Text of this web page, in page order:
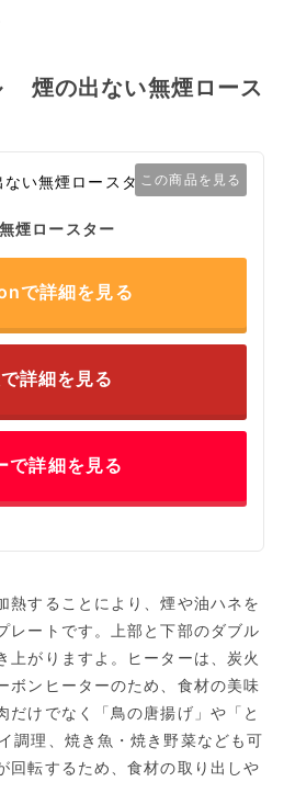
煙の出ない無煙ロース
この商品を見る
煙ロースター
で詳細を見る
詳細を見る
で詳細を見る
熱することにより、煙や油ハネを
レートです。上部と下部のダブル
上がりますよ。ヒーターは、炭火
ボンヒーターのため、食材の美味
だけでなく「鳥の唐揚げ」や「と
理、焼き魚・焼き野菜なども可
回転するため、食材の取り出しや